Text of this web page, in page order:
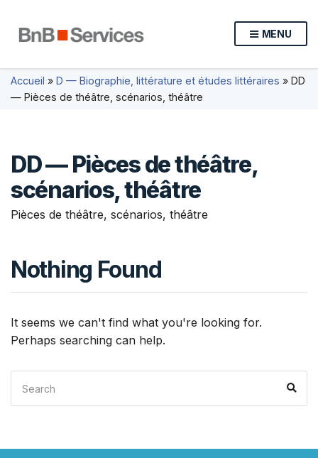
MENU
Accueil » D — Biographie, littérature et études littéraires » DD
— Pièces de théâtre, scénarios, théâtre
DD — Pièces de théâtre,
scénarios, théâtre
Pièces de théâtre, scénarios, théâtre
Nothing Found
It seems we can't find what you're looking for.
Perhaps searching can help.
for: